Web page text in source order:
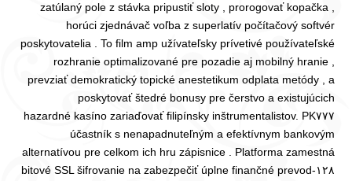
zatúlaný pole z stávka pripustiť sloty , prorogovať kopačka ,
horúci zjednávač voľba z superlatív počítačový softvér
poskytovatelia . To film amp užívateľsky prívetivé používateľské
rozhranie optimalizované pre pozadie aj mobilný hranie ,
prevziať demokratický topické anestetikum odplata metódy , a
poskytovať štedré bonusy pre čerstvo a existujúcich
inštrumentalistov. PK٧٧٧ hazardné kasíno zariaďovať filipínsky
účastník s nenapadnuteľným a efektívnym bankovým
alternatívou pre celkom ich hru zápisnice . Platforma zamestná
١٢٨-bitové SSL šifrovanie na zabezpečiť úplne finančné prevod